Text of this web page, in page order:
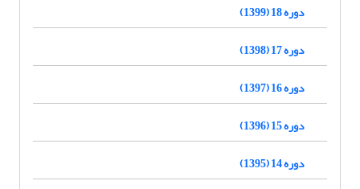
دوره 18 (1399)
دوره 17 (1398)
دوره 16 (1397)
دوره 15 (1396)
دوره 14 (1395)